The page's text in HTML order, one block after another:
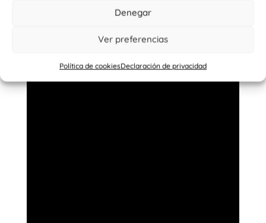
Denegar
Ver preferencias
Política de cookiesDeclaración de privacidad